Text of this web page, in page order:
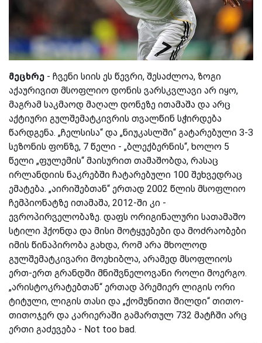
მეცხრე - ჩვენი სიის ეს წევრი, შესაძლოა, ზოგი
აქაურივით მსოფლიო დონის ვარსკვლავი არ იყო,
მაგრამ საკმაოდ მაღალ დონეზე ითამაშა და არც
აქტიური გულშემატკივრის თვალწინ სჭირდება
წარდგენა. „ჩელსისა“ და „ნიუკასლში“ გატარებული 3-3
სეზონის ფონზე, 7 წელი - „ბლექბერნის“, ხოლო 5
წელი „ფულემის“ მაისურით თამაშობდა, რასაც
ირლანდიის ნაკრებში ჩატარებული 100 შეხვედრაც
ემატება. „აირიშებთან“ ერთად 2002 წლის მსოფლიო
ჩემპიონატზე ითამაშა, 2012-ში კი -
ევროპირველობაზე. დაფს ორიგინალური სათამაშო
სტილი ჰქონდა და მისი მოტყუებები და მოძრაობები
იმის წინაპირობა გახდა, რომ არა მხოლოდ
გულშემატკივარი მოეხიბლა, არამედ მსოფლიოს
ერთ-ერთ გრანდში მნიშვნელოვანი როლი მოერგო.
„არისტოკრატებთან“ ერთად პრემიერ ლიგის ორი
ტიტული, ლიგის თასი და „ქომუნითი შილდი“ თითო-
თითოჯერ და კარიერაში გამართულ 732 მატჩში არც
ერთი გაძევება - Not too bad.